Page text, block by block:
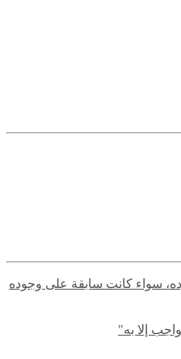
سواء كانت سابقة على وجوده